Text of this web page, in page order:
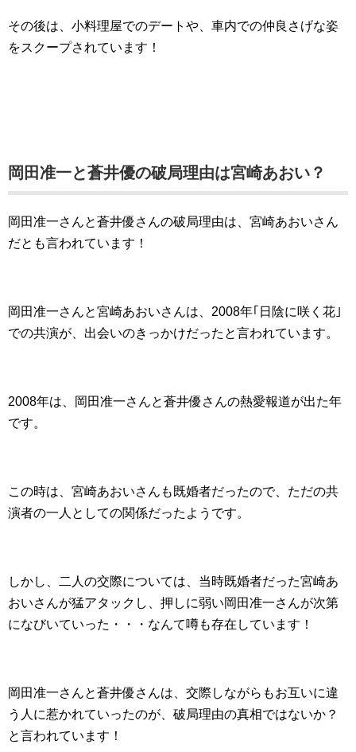
その後は、小料理屋でのデートや、車内での仲良さげな姿
をスクープされています！
岡田准一と蒼井優の破局理由は宮崎あおい？
岡田准一さんと蒼井優さんの破局理由は、宮崎あおいさん
だとも言われています！
岡田准一さんと宮崎あおいさんは、2008年｢日陰に咲く花｣
での共演が、出会いのきっかけだったと言われています。
2008年は、岡田准一さんと蒼井優さんの熱愛報道が出た年
です。
この時は、宮崎あおいさんも既婚者だったので、ただの共
演者の一人としての関係だったようです。
しかし、二人の交際については、当時既婚者だった宮崎あ
おいさんが猛アタックし、押しに弱い岡田准一さんが次第
になびいていった・・・なんて噂も存在しています！
岡田准一さんと蒼井優さんは、交際しながらもお互いに違
う人に惹かれていったのが、破局理由の真相ではないか？
と言われています！